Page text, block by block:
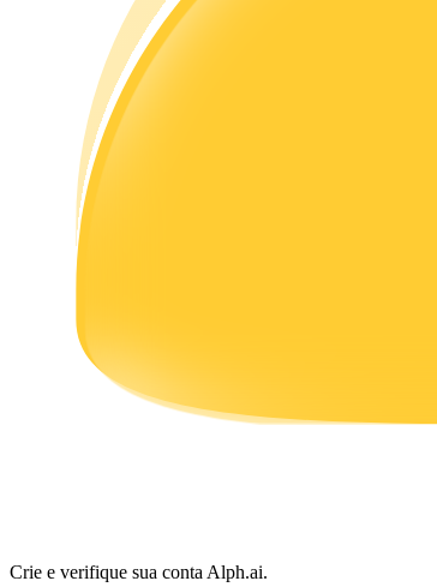
Aprenda como se manter lucrativo
Crie e verifique sua conta Alph.ai.